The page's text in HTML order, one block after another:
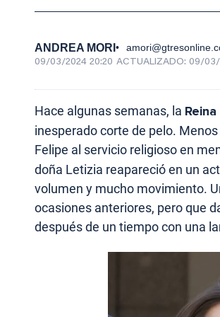
ANDREA MORI
09/03/2024 20:20 ACTUALIZADO: 09/03/
Hace algunas semanas, la
inesperado corte de pelo.
Felipe al servicio religioso en
doña Letizia reapareció en un
volumen y mucho movimiento.
ocasiones anteriores, pero que
después de un tiempo con una